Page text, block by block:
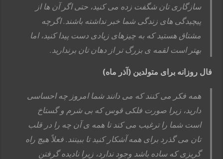
سازگاری تان شگفت زده می کنید، حتی اگر آن ها از
پیچیدگی های زندگی شما خبر نداشته باشند. اگرچه
مشتاق هستید که به چیزهای زیادی دست پیدا کنید، اما
بهتر است لقمه ی بزرگ تر از دهان تان برندارید.
فال روزانه برای متولدین (آذر ماه)
همه فکر می کنند که می دانند شما امروز چه احساسی
دارید، زیرا صورت فلکی قوس که بی شرم و گستاخ
است شما را ترغیب می کند تا همه ی آن چه را در قلب
تان می گذرد برای همه آشکار کنید تا ببینند. فعلاً هیچ راه
گریزی که ساده باشد وجود ندارد، زیرا نادیده گرفتن